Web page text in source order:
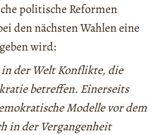
politische Reformen
den nächsten Wahlen eine
wird:
der Welt Konflikte, die
betreffen. Einerseits
Modelle vor dem
in der Vergangenheit